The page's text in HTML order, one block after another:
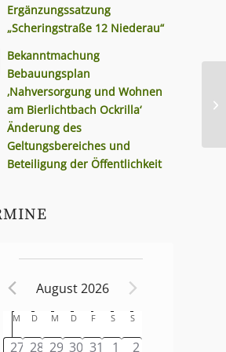
Ergänzungssatzung
„Scheringstraße 12 Niederau“
Bekanntmachung
Bebauungsplan
‚Nahversorgung und Wohnen
am Bierlichtbach Ockrilla‘
Änderung des
Geltungsbereiches und
Beteiligung der Öffentlichkeit
August 2026
Kalender
von
M D M D F S S
0
27 0
28 0
29 0
30 0
31
0
1
0
2